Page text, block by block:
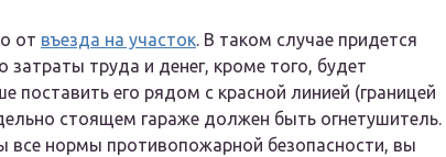
от въезда на участок. В таком случае придется
труда и денег, кроме того, будет
поставить его рядом с красной линией (границей
стоящем гараже должен быть огнетушитель.
все нормы противопожарной безопасности, вы